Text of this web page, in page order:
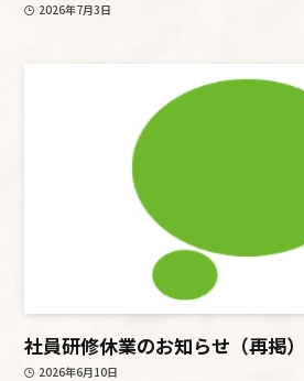
2026年7月3日
社員研修休業のお知らせ（再掲）
2026年6月10日